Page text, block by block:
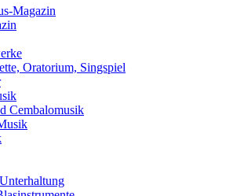
Magazin
Oratorium, Singspiel
Cembalomusik